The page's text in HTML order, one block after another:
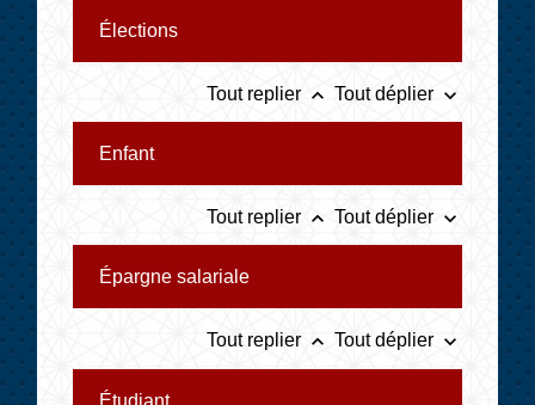
Élections
Tout replier keyboard_arrow_up Tout déplier keyboard_arrow_down
Enfant
Tout replier keyboard_arrow_up Tout déplier keyboard_arrow_down
Épargne salariale
Tout replier keyboard_arrow_up Tout déplier keyboard_arrow_down
Étudiant